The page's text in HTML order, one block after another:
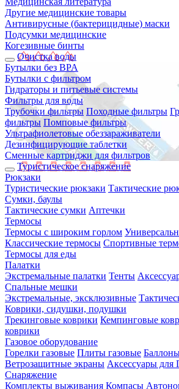
Другие медицинские товары
Антивирусные (бактерицидные) маски
Подсумки медицинские
Когезивные бинты
Очистка воды
Бутылки без BPA
Бутылки с фильтром
Гидраторы и питьевые системы
Фильтры для воды
Трубочки фильтры Походные фильтры
фильтры Помповые фильтры
Ультрафиолетовые обеззараживатели
Дезинфицирующие таблетки
Сменные картриджи для фильтров
Туристическое снаряжение
Рюкзаки
Туристические рюкзаки Тактические
Сумки, баулы
Тактические сумки Аптечки
Термосы
Термосы с широким горлом
Классические термосы Спортивные
Термосы для еды
Палатки
Экстремальные палатки Тенты
Спальные мешки
Экстремальные, эксклюзивные
Коврики, сидушки, подушки
Трекинговые коврики Кемпинговые
коврики
Газовое оборудование
Горелки газовые Плиты газовые
Ветрозащитные экраны Аксессуары для
Снаряжение
Комплекты выживания Компасы